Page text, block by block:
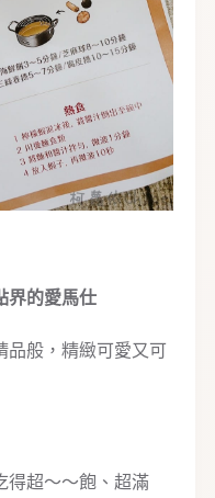
界的愛馬仕
品般，精緻可愛又可
得超～～飽、超滿